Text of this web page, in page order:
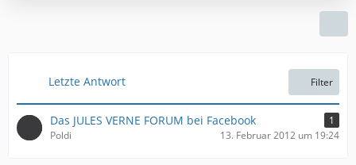
e
t
r
ä
Letzte Antwort Filter
Das JULES VERNE FORUM bei Facebook
1
Poldi
13. Februar 2012 um 19:24